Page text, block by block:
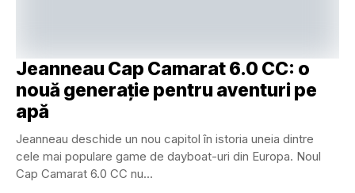
Jeanneau Cap Camarat 6.0 CC: o
nouă generație pentru aventuri pe
apă
Jeanneau deschide un nou capitol în istoria uneia dintre
cele mai populare game de dayboat-uri din Europa. Noul
Cap Camarat 6.0 CC nu...